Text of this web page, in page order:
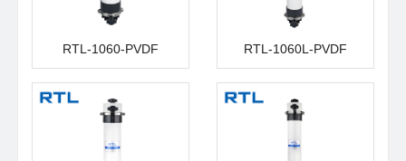
RTL-1060-PVDF RTL-1060L-PVDF